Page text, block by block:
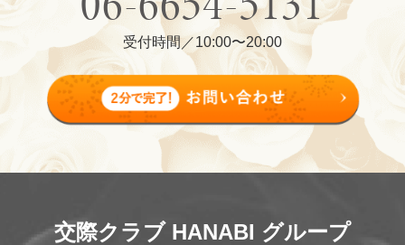
受付時間／10:00〜20:00
交際クラブ HANABI グループ